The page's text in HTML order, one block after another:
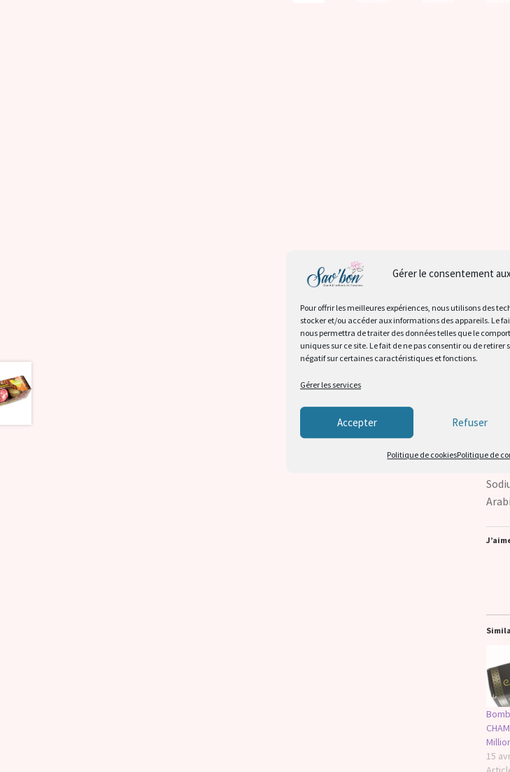
Gérer le consentement
Pour offrir les meilleures expériences, nous utilisons des
stocker et/ou accéder aux informations des appareils. Le
nous permettra de traiter des données telles que le
uniques sur ce site. Le fait de ne pas consentir ou de
négatif sur certaines caractéristiques et fonctions.
Gérer les services
Accepter Refuser
Politique de cookiesPolitique de
Description
Avis (0)
Un
Il
De
15